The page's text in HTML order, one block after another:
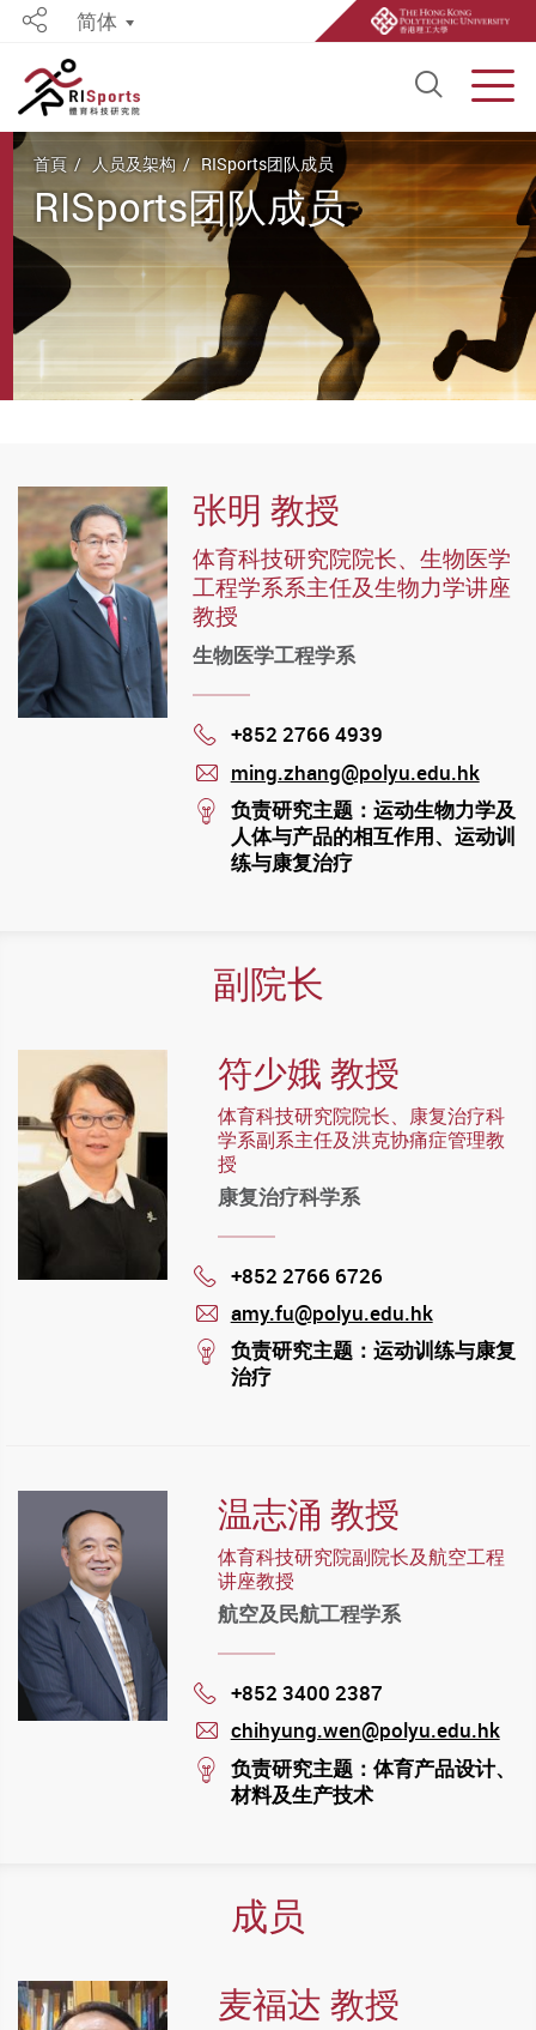
Open
Share简体
Start main content
首頁 人员及架构 RISports团队成员
RISports团队成员
张明 教授
体育科技研究院院长、生物医学
工程学系系主任及生物力学讲座
教授
生物医学工程学系
Phone
+852 2766 4939
mail
ming.zhang@polyu.edu.hk
stream
负责研究主题：运动生物力学及
人体与产品的相互作用、运动训
练与康复治疗
副院长
符少娥 教授
体育科技研究院院长、康复治疗科
学系副系主任及洪克协痛症管理教
授
康复治疗科学系
Phone
+852 2766 6726
mail
amy.fu@polyu.edu.hk
stream
负责研究主题：运动训练与康复
治疗
温志涌 教授
体育科技研究院副院长及航空工程
讲座教授
航空及民航工程学系
Phone
+852 3400 2387
mail
chihyung.wen@polyu.edu.hk
stream
负责研究主题：体育产品设计、
材料及生产技术
成员
麦福达 教授